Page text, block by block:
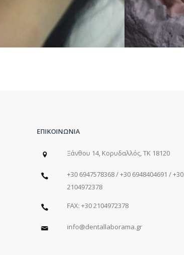
ΕΠΙΚΟΙΝΩΝΙΑ
Ξάνθου 14, Κορυδαλλός, ΤΚ 18120
+30 6947578368 / +30 6948404691 / +30
2104972378
FAX: +30 2104972378
info@dentallaborama.gr